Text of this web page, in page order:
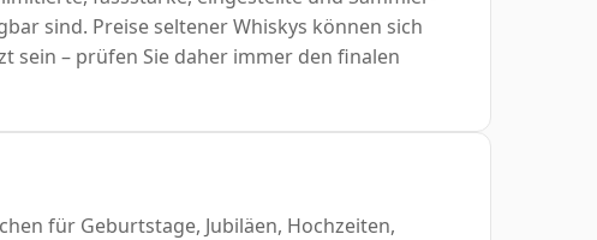
sind. Preise seltener Whiskys können sich
sein – prüfen Sie daher immer den finalen
für Geburtstage, Jubiläen, Hochzeiten,